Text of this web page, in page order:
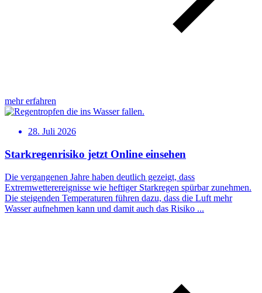
mehr erfahren
28. Juli 2026
Starkregenrisiko jetzt Online einsehen
Die vergangenen Jahre haben deutlich gezeigt, dass
Extremwetterereignisse wie heftiger Starkregen spürbar zunehmen.
Die steigenden Temperaturen führen dazu, dass die Luft mehr
Wasser aufnehmen kann und damit auch das Risiko ...